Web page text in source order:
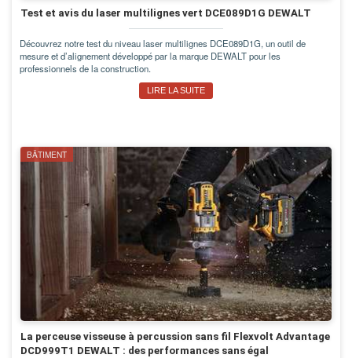
Test et avis du laser multilignes vert DCE089D1G DEWALT
Découvrez notre test du niveau laser multilignes DCE089D1G, un outil de
mesure et d’alignement développé par la marque DEWALT pour les
professionnels de la construction.
LIRE LA SUITE
BÂTIMENT
La perceuse visseuse à percussion sans fil Flexvolt Advantage
DCD999T1 DEWALT : des performances sans égal